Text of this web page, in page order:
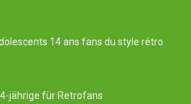
14 ans fans du style rétro
jährige für Retrofans